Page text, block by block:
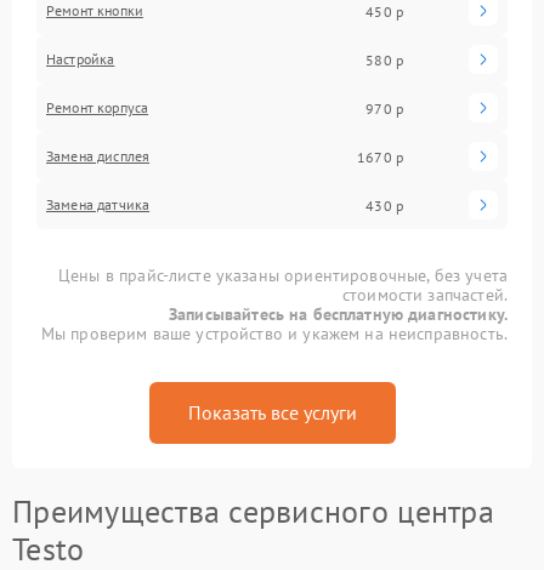
Ремонт кнопки 450 р
Настройка 580 р
Ремонт корпуса 970 р
Замена дисплея 1670 р
Замена датчика 430 р
Цены в прайс-листе указаны ориентировочные, без учета
стоимости запчастей.
Записывайтесь на бесплатную диагностику.
Мы проверим ваше устройство и укажем на неисправность.
Показать все услуги
Преимущества сервисного центра
Testo